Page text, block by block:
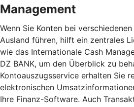
Management
Wenn Sie Konten bei
Ausland führen, hilft ein zentrales
wie das Internationale Cash
DZ BANK, um den Überblick zu
Kontoauszugsservice erhalten Sie
elektronischen
Ihre Finanz-Software. Auch